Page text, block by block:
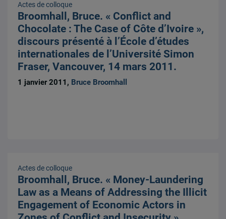
Actes de colloque
Broomhall, Bruce. « Conflict and
Chocolate : The Case of Côte d’Ivoire »,
discours présenté à l’École d’études
internationales de l’Université Simon
Fraser, Vancouver, 14 mars 2011.
1 janvier 2011, Bruce Broomhall
Actes de colloque
Broomhall, Bruce. « Money-Laundering
Law as a Means of Addressing the Illicit
Engagement of Economic Actors in